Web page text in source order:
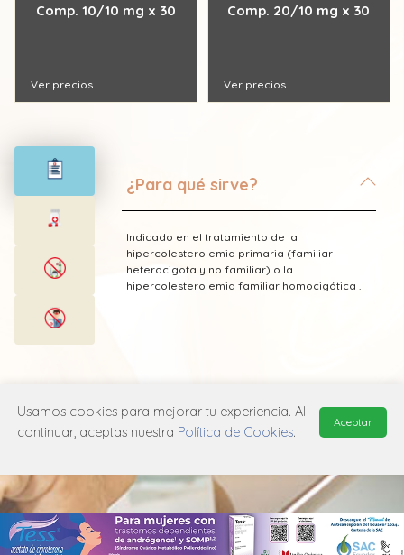
Comp. 10/10 mg x 30
Ver precios
Comp. 20/10 mg x 30
Ver precios
¿Para qué sirve?
Indicado en el tratamiento de la
hipercolesterolemia primaria (familiar
heterocigota y no familiar) o la
hipercolesterolemia familiar homocigótica .
Megalabs publicada en el Vademecum
Farmacéutico Edifarm (ISBN: 9798281009201)
MANUAL DE USUARIO
Usamos cookies para mejorar tu experiencia. Al
continuar, aceptas nuestra Política de Cookies.
Aceptar